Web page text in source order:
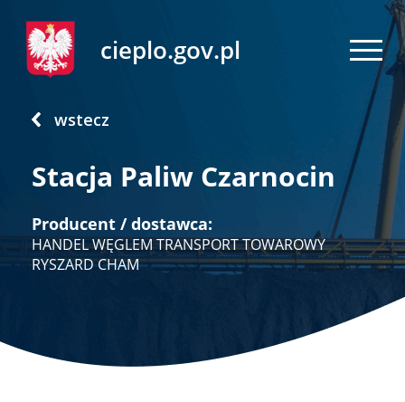
cieplo.gov.pl
wstecz
Stacja Paliw Czarnocin
Producent / dostawca:
HANDEL WĘGLEM TRANSPORT TOWAROWY
RYSZARD CHAM